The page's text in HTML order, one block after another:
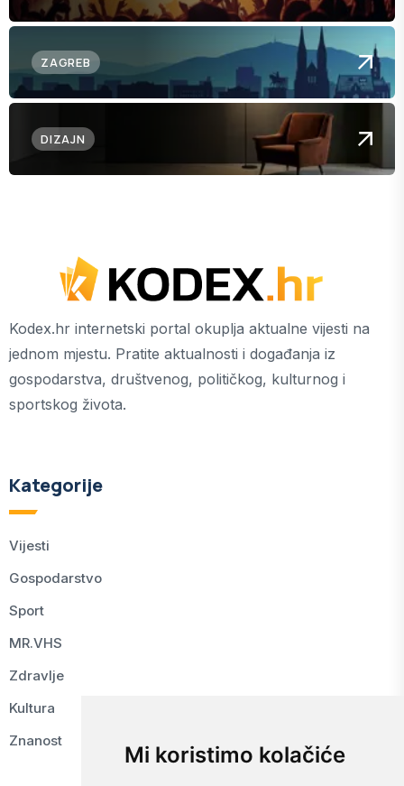
Mi koristimo kolačiće
ZAGREB
DIZAJN
Kodex.hr internetski portal okuplja aktualne vijesti na
jednom mjestu. Pratite aktualnosti i događanja iz
gospodarstva, društvenog, političkog, kulturnog i
sportskog života.
Kategorije
Vijesti
Gospodarstvo
Sport
MR.VHS
Zdravlje
Kultura
Znanost